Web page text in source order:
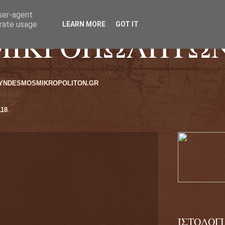
ΛΙΟΣΙΩΝ 116-118
agent
usage
LEARN MORE GOT IT